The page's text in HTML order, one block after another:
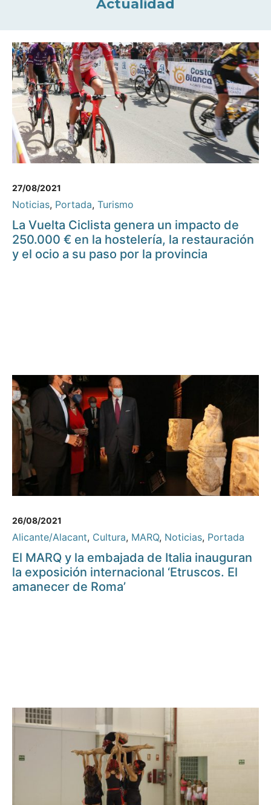
Actualidad
27/08/2021
Noticias, Portada, Turismo
La Vuelta Ciclista genera un impacto de
250.000 € en la hostelería, la restauración
y el ocio a su paso por la provincia
26/08/2021
Alicante/Alacant, Cultura, MARQ, Noticias, Portada
El MARQ y la embajada de Italia inauguran
la exposición internacional ‘Etruscos. El
amanecer de Roma’